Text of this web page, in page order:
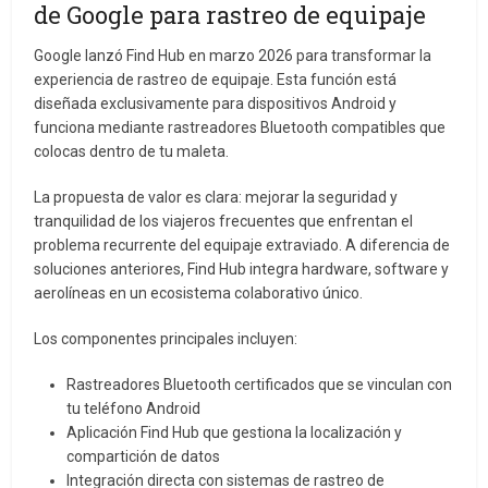
de Google para rastreo de equipaje
Google lanzó Find Hub en marzo 2026 para transformar la
experiencia de rastreo de equipaje. Esta función está
diseñada exclusivamente para dispositivos Android y
funciona mediante rastreadores Bluetooth compatibles que
colocas dentro de tu maleta.
La propuesta de valor es clara: mejorar la seguridad y
tranquilidad de los viajeros frecuentes que enfrentan el
problema recurrente del equipaje extraviado. A diferencia de
soluciones anteriores, Find Hub integra hardware, software y
aerolíneas en un ecosistema colaborativo único.
Los componentes principales incluyen:
Rastreadores Bluetooth certificados que se vinculan con
tu teléfono Android
Aplicación Find Hub que gestiona la localización y
compartición de datos
Integración directa con sistemas de rastreo de